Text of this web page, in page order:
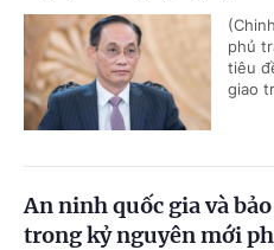
phủ
tiêu
giao
An ninh quốc gia và
trong kỷ nguyên mới